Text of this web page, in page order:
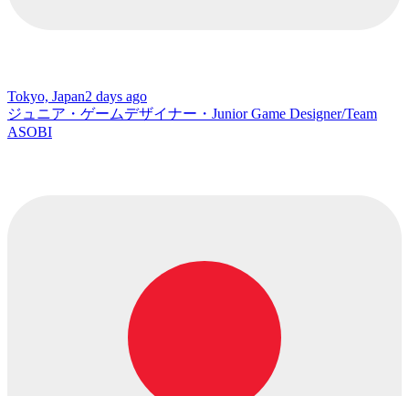
Tokyo, Japan2 days ago
ジュニア・ゲームデザイナー・Junior Game Designer/Team
ASOBI